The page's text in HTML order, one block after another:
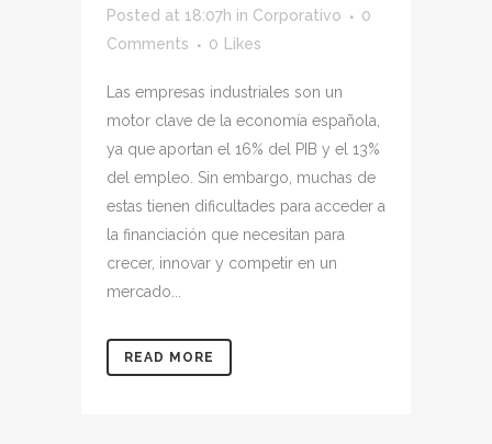
Posted at 18:07h in Corporativo
0
Comments
0 Likes
Las empresas industriales son un
motor clave de la economía española,
ya que aportan el 16% del PIB y el 13%
del empleo. Sin embargo, muchas de
estas tienen dificultades para acceder a
la financiación que necesitan para
crecer, innovar y competir en un
mercado...
READ MORE